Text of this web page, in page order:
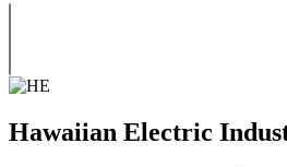
Hawaiian Electric